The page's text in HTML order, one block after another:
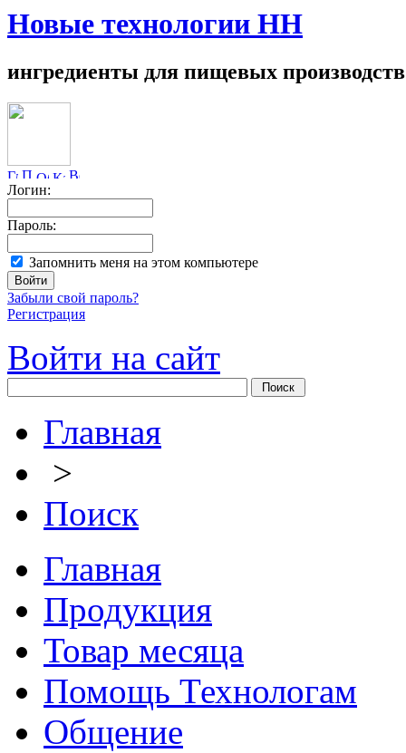
Новые технологии НН
ингредиенты для пищевых производств
Логин:
Пароль:
Запомнить меня на этом компьютере
Забыли свой пароль?
Регистрация
Войти на сайт
Главная
>
Поиск
Главная
Продукция
Товар месяца
Помощь Технологам
Общение